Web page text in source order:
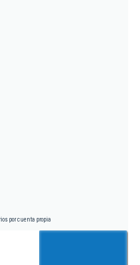
por cuenta propia